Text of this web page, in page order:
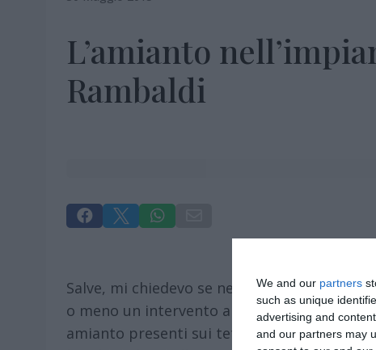
We and our partners
such as unique
advertising and
and our partners may
L’amianto
Rambaldi
  
Salve, mi chiedevo se nel centro sportivo
o meno un intervento a breve termine per
amianto presenti sui tetti delle varie